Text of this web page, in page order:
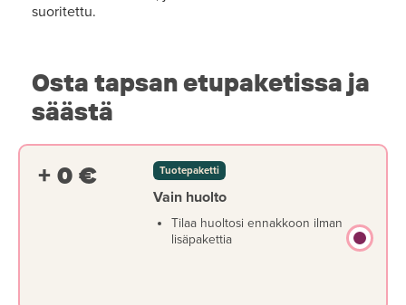
suoritettu.
Osta tapsan etupaketissa ja
säästä
+ 0 € Tuotepaketti
Vain huolto
Tilaa huoltosi ennakkoon ilman
lisäpakettia